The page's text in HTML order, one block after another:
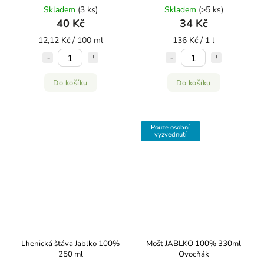
Skladem (3 ks)
40 Kč
12,12 Kč / 100 ml
Do košíku
Skladem (>5 ks)
34 Kč
136 Kč / 1 l
Do košíku
Lhenická šťáva Jablko 100%
250 ml
Pouze osobní
vyzvednutí
Mošt JABLKO 100% 330ml
Ovocňák